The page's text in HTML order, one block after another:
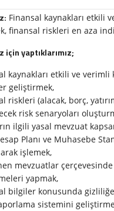
Finansal kaynakları etkili
finansal riskleri en aza
için yaptıklarımız;
kaynakları etkili ve
geliştirmek,
riskleri (alacak, borç,
risk senaryoları
ilgili yasal mevzuat
Planı ve Muhasebe
işlemek,
mevzuatlar
yapmak,
bilgiler konusunda
sistemini